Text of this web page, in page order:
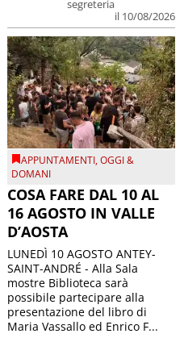
segreteria
il 10/08/2026
APPUNTAMENTI,OGGI &
DOMANI
COSA FARE DAL 10 AL
16 AGOSTO IN VALLE
D’AOSTA
LUNEDÌ 10 AGOSTO ANTEY-
SAINT-ANDRÉ - Alla Sala
mostre Biblioteca sarà
possibile partecipare alla
presentazione del libro di
Maria Vassallo ed Enrico F...